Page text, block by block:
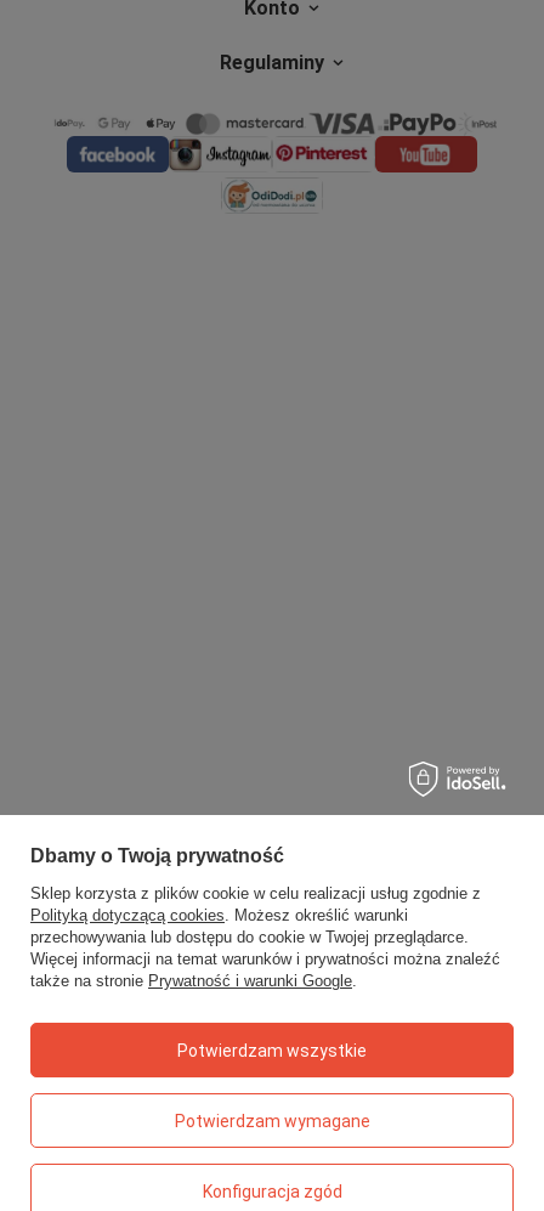
Konto
Regulaminy
Dbamy o Twoją prywatność
Sklep korzysta z plików cookie w celu realizacji usług zgodnie z
Polityką dotyczącą cookies. Możesz określić warunki
przechowywania lub dostępu do cookie w Twojej przeglądarce.
Więcej informacji na temat warunków i prywatności można znaleźć
także na stronie Prywatność i warunki Google.
Potwierdzam wymagane
Konfiguracja zgód
Potwierdzam wszystkie